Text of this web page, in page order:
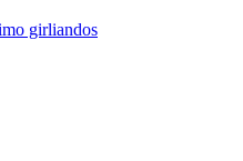
girliandos